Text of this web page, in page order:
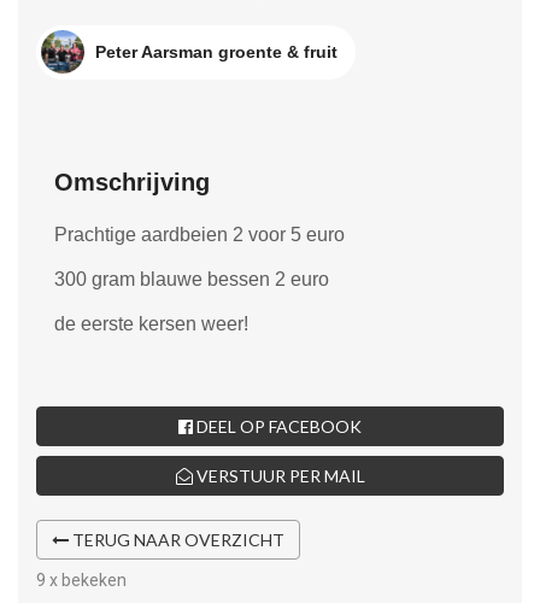
Peter Aarsman groente & fruit
Omschrijving
Prachtige aardbeien 2 voor 5 euro
300 gram blauwe bessen 2 euro
de eerste kersen weer!
DEEL OP FACEBOOK
VERSTUUR PER MAIL
TERUG NAAR OVERZICHT
9 x bekeken